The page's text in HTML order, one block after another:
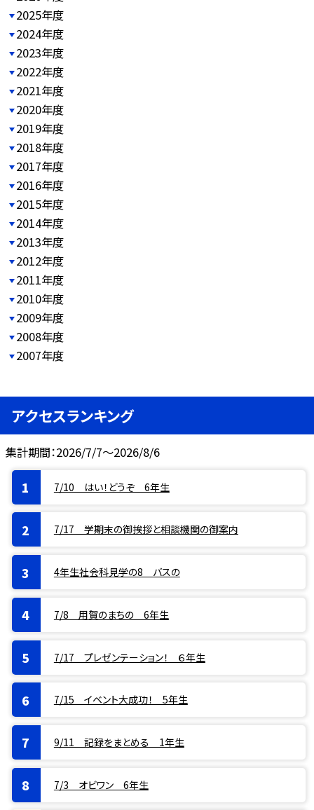
2025年度
2024年度
2023年度
2022年度
2021年度
2020年度
2019年度
2018年度
2017年度
2016年度
2015年度
2014年度
2013年度
2012年度
2011年度
2010年度
2009年度
2008年度
2007年度
アクセスランキング
集計期間：2026/7/7～2026/8/6
7/10 はい！どうぞ 6年生
7/17 学期末の御挨拶と相談機関の御案内
4年生社会科見学の8 バスの
7/8 用賀のまちの 6年生
7/17 プレゼンテーション！ ６年生
7/15 イベント大成功！ 5年生
9/11 記録をまとめる 1年生
7/3 オビワン 6年生